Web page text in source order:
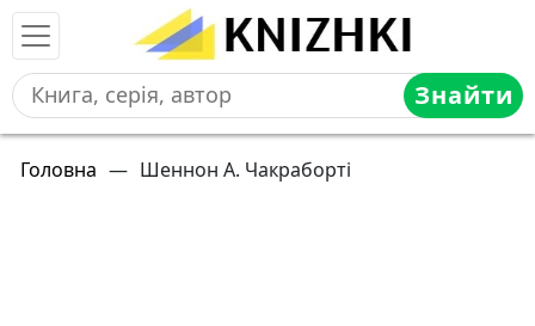
Знайти
Головна — Шеннон А. Чакраборті